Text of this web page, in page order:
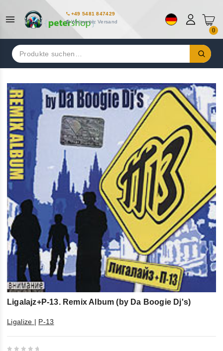
+49 5481 847429
Weltweiter Versand
0
Suchen
nach:
Ligalajz+P-13. Remix Album (by Da Boogie Dj's)
Ligalize | P-13